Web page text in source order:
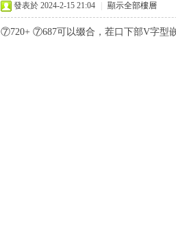
發表於 2024-2-15 21:04 顯示全部樓層
⑦720+ ⑦687可以缀合，茬口下部V字型